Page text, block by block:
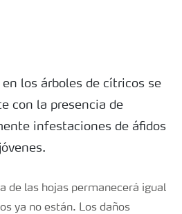
Digital
Ecuador
los árboles de cítricos se
con la presencia de
infestaciones de áfidos
de las hojas permanecerá igual
ya no están. Los daños